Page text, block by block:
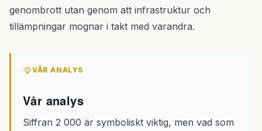
genombrott utan genom att infrastruktur och
tillämpningar mognar i takt med varandra.
VÅR ANALYS
Vår analys
Siffran 2 000 är symboliskt viktig, men vad som